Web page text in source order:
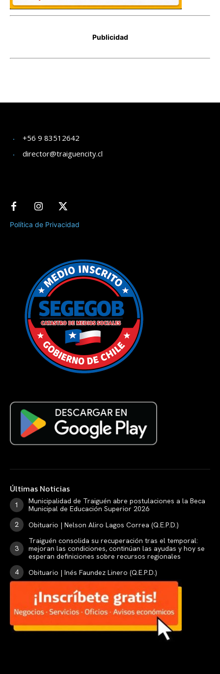
+56 9 83512642
director@traiguencity.cl
Política de Privacidad
Últimas Noticias
Municipalidad de Traiguén abre postulaciones a la Beca
Municipal de Educación Superior 2026
Obituario | Nelson Aliro Lagos Correa (Q.E.P.D.)
Traiguén consolida su recuperación tras el temporal:
mejoran las condiciones, continúan las ayudas y hoy se
esperan definiciones sobre recursos regionales
Obituario | Inés Faundez Linero (Q.E.P.D.)